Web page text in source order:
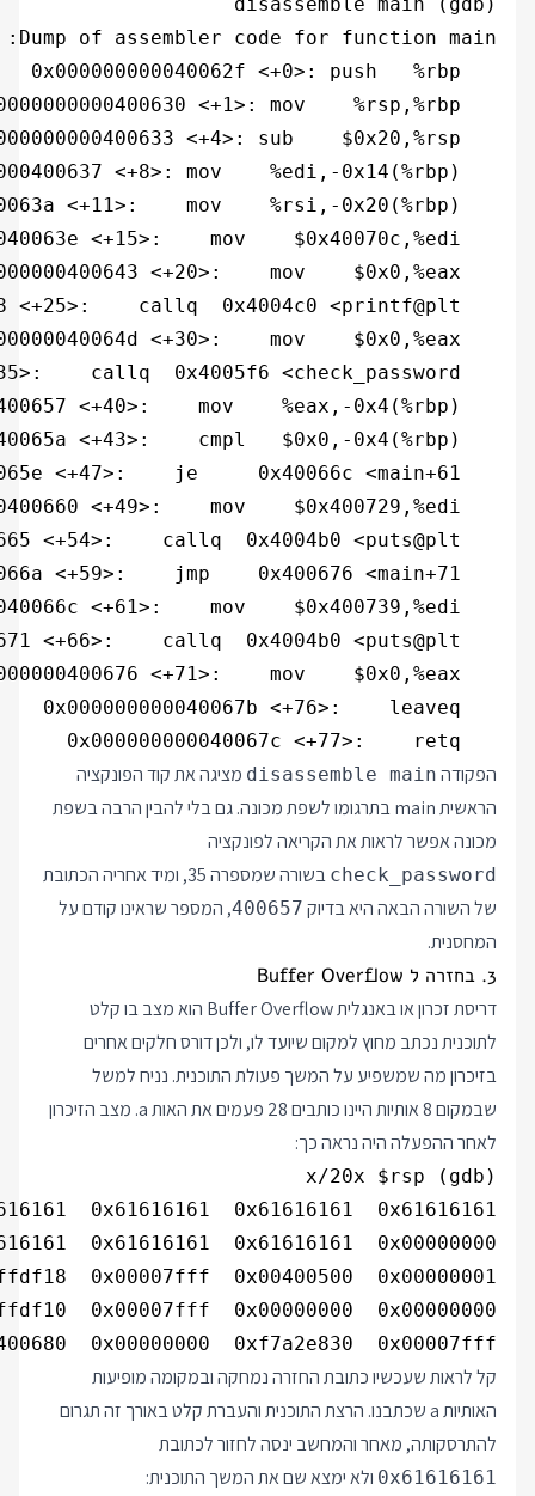
הפקודה disassemble main מציגה את קוד הפונקציה
הראשית main בתרגומו לשפת מכונה. גם בלי להבין הרבה בשפת
מכונה אפשר לראות את הקריאה לפונקציה
check_password
בשורה שמספרה 35, ומיד אחריה הכתובת
של השורה הבאה היא בדיוק 400657, המספר שראינו קודם על
המחסנית.
3. בחזרה ל Buffer Overflow
דריסת זכרון או באנגלית Buffer Overflow הוא מצב בו קלט
לתוכנית נכתב מחוץ למקום שיועד לו, ולכן דורס חלקים אחרים
בזיכרון מה שמשפיע על המשך פעולת התוכנית. נניח למשל
שבמקום 8 אותיות היינו כותבים 28 פעמים את האות a. מצב הזיכרון
לאחר ההפעלה היה נראה כך:
0x00000000  0xf7a2e830  0x00007fff
קל לראות שעכשיו כתובת החזרה נמחקה ובמקומה מופיעות
האותיות a שכתבנו. הרצת התוכנית והעברת קלט באורך זה תגרום
להתרסקותה, מאחר והמחשב ינסה לחזור לכתובת
0x61616161 ולא ימצא שם את המשך התוכנית: